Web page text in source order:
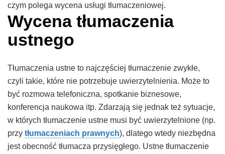
czym polega wycena usługi tłumaczeniowej.
Wycena tłumaczenia
ustnego
Tłumaczenia ustne to najczęściej tłumaczenie zwykłe,
czyli takie, które nie potrzebuje uwierzytelnienia. Może to
być rozmowa telefoniczna, spotkanie biznesowe,
konferencja naukowa itp. Zdarzają się jednak też sytuacje,
w których tłumaczenie ustne musi być uwierzytelnione (np.
przy tłumaczeniach prawnych), dlatego wtedy niezbędna
jest obecność tłumacza przysięgłego. Ustne tłumaczenie